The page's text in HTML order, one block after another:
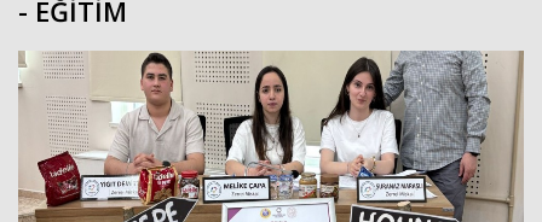
- EĞİTİM
ANKETLER
FOTO GALERİ
VİDEO GALERİ